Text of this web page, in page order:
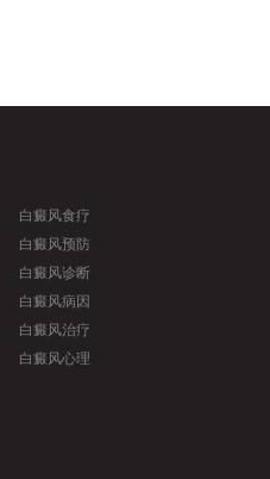
白癜风食疗
白癜风预防
白癜风诊断
白癜风病因
白癜风治疗
白癜风心理